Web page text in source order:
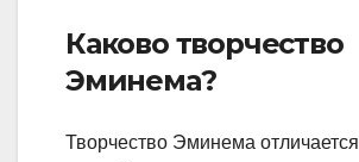
Каково творчество
Эминема?
Творчество Эминема отличается